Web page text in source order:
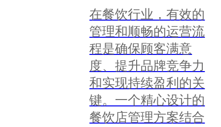
在餐饮行业，有效的
管理和顺畅的运营流
程是确保顾客满意
度、提升品牌竞争力
和实现持续盈利的关
键。一个精心设计的
餐饮店管理方案结合